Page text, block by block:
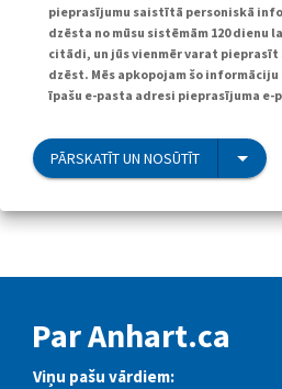
pieprasījumu saistītā personiskā
dzēsta no mūsu sistēmām 120 dienu
citādi, un jūs vienmēr varat
dzēst. Mēs apkopojam šo
īpašu e-pasta adresi pieprasījuma e-
PĀRSKATĪT UN NOSŪTĪT
Par Anhart.ca
Viņu pašu vārdiem: